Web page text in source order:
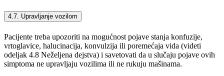
4.7. Upravljanje vozilom
Pacijente treba upozoriti na mogućnost pojave stanja konfuzije,
vrtoglavice, halucinacija, konvulzija ili poremećaja vida (videti
odeljak 4.8 Neželjena dejstva) i savetovati da u slučaju pojave ovih
simptoma ne upravljaju vozilima ili ne rukuju mašinama.